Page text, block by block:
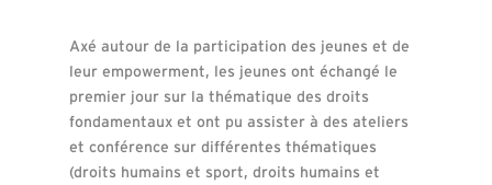
Axé autour de la participation des jeunes et de
leur empowerment, les jeunes ont échangé le
premier jour sur la thématique des droits
fondamentaux et ont pu assister à des ateliers
et conférence sur différentes thématiques
(droits humains et sport, droits humains et